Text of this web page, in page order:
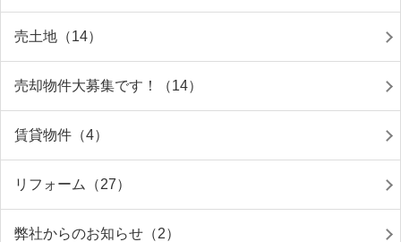
売土地（14）
売却物件大募集です！（14）
賃貸物件（4）
リフォーム（27）
弊社からのお知らせ（2）